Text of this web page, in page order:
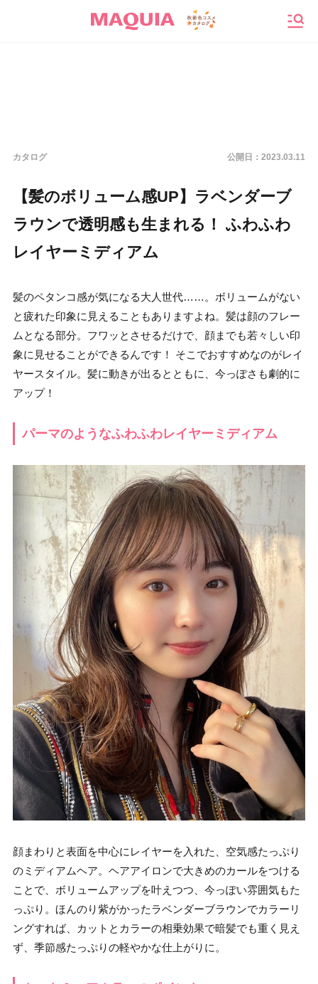
カタログ 公開日： 2023.03.11
【髪のボリューム感UP】ラベンダーブ
ラウンで透明感も生まれる！ ふわふわ
レイヤーミディアム
髪のペタンコ感が気になる大人世代……。ボリュームがない
と疲れた印象に見えることもありますよね。髪は顔のフレー
ムとなる部分。フワッとさせるだけで、顔までも若々しい印
象に見せることができるんです！ そこでおすすめなのがレイ
ヤースタイル。髪に動きが出るとともに、今っぽさも劇的に
アップ！
パーマのようなふわふわレイヤーミディアム
顔まわりと表面を中心にレイヤーを入れた、空気感たっぷり
のミディアムヘア。ヘアアイロンで大きめのカールをつける
ことで、ボリュームアップを叶えつつ、今っぽい雰囲気もた
っぷり。ほんのり紫がかったラベンダーブラウンでカラーリ
ングすれば、カットとカラーの相乗効果で暗髪でも重く見え
ず、季節感たっぷりの軽やかな仕上がりに。